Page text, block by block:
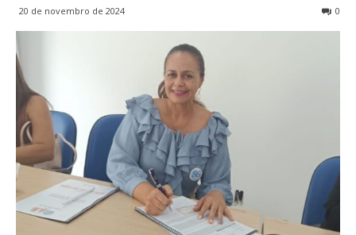
20 de novembro de 2024 0